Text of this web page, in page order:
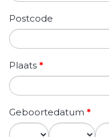
Postcode
Plaats *
Geboortedatum *
Dag
Maand Jaar